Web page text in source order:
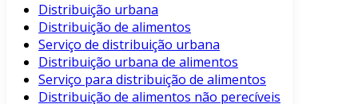
Distribuição urbana
Distribuição de alimentos
Serviço de distribuição urbana
Distribuição urbana de alimentos
Serviço para distribuição de alimentos
Distribuição de alimentos não perecíveis